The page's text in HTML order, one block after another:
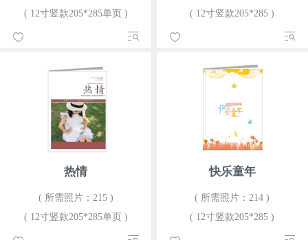
( 12寸竖款205*285单页 )
( 12寸竖款205*285 )
热情
( 所需照片：215 )
( 12寸竖款205*285单页 )
快乐童年
( 所需照片：214 )
( 12寸竖款205*285 )